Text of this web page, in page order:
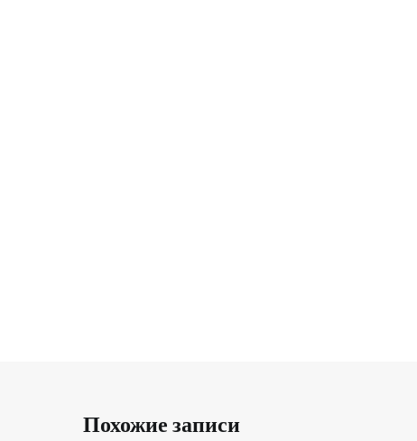
Похожие записи